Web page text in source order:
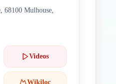
68100 Mulhouse,
Videos
Wikiloc